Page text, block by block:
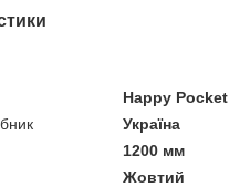
Happy Pocket
Україна
1200 мм
Жовтий